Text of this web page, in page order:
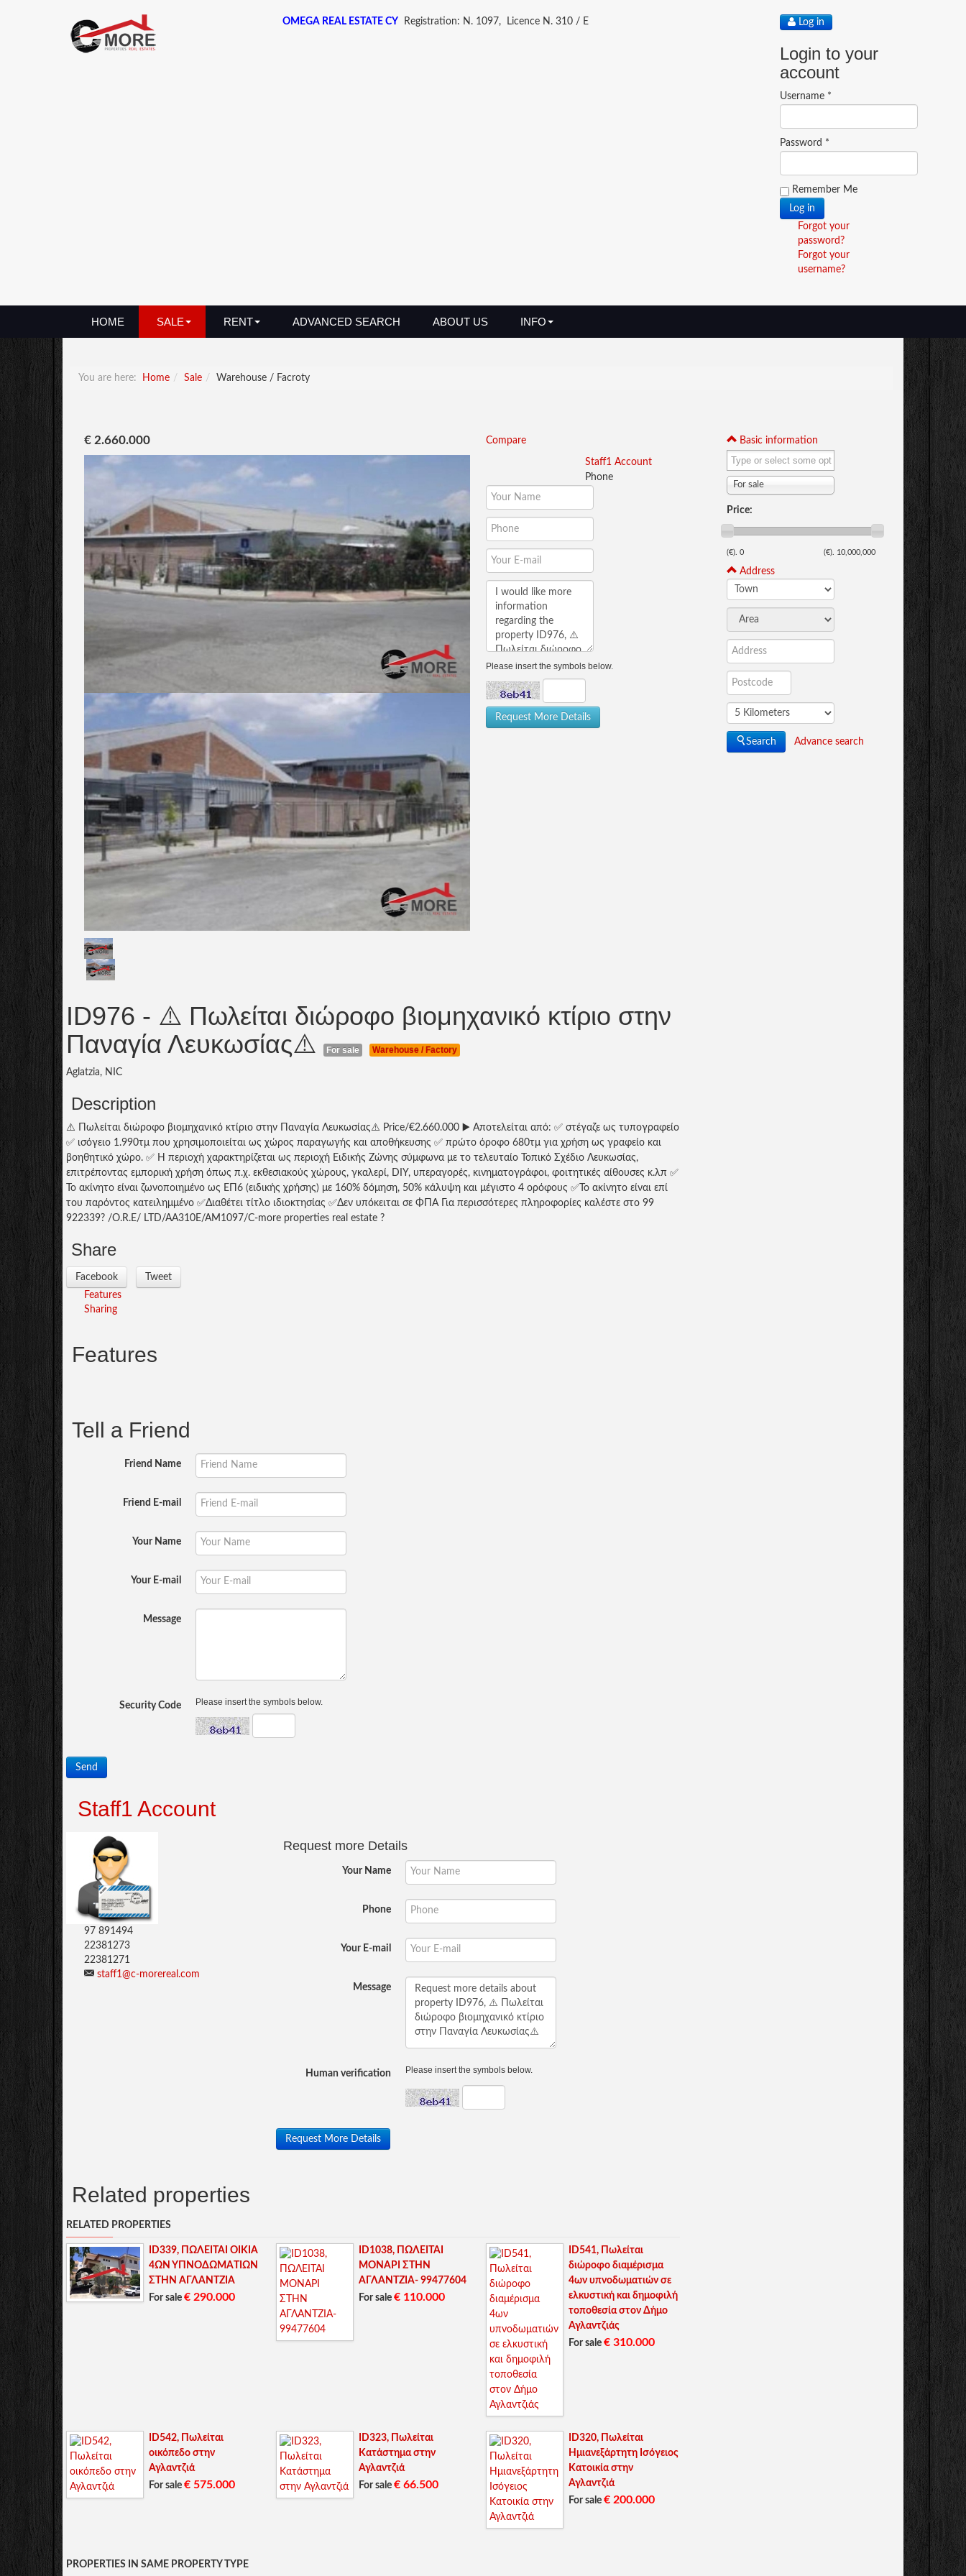
OMEGA REAL ESTATE CY Registration: N. 1097, Licence N. 310 / E Log in
Login to your
account
Username *
Password *
Remember Me
Forgot your
password?
Forgot your
username?
HOME SALE RENT ADVANCED SEARCH ABOUT US INFO
You are here: Home Sale Warehouse / Facroty
€ 2.660.000 Compare
Staff1 Account
Phone
Please insert the symbols below.
ID976 - ⚠️ Πωλείται διώροφο βιομηχανικό κτίριο στην
Παναγία Λευκωσίας⚠️
For sale Warehouse / Factory
Aglatzia, NIC
Description
⚠️ Πωλείται διώροφο βιομηχανικό κτίριο στην Παναγία Λευκωσίας⚠️ Price/€2.660.000 ▶️ Αποτελείται από: ✅ στέγαζε ως τυπογραφείο
✅ ισόγειο 1.990τμ που χρησιμοποιείται ως χώρος παραγωγής και αποθήκευσης ✅ πρώτο όροφο 680τμ για χρήση ως γραφείο και
βοηθητικό χώρο. ✅ Η περιοχή χαρακτηρίζεται ως περιοχή Ειδικής Ζώνης σύμφωνα με το τελευταίο Τοπικό Σχέδιο Λευκωσίας,
επιτρέποντας εμπορική χρήση όπως π.χ. εκθεσιακούς χώρους, γκαλερί, DIY, υπεραγορές, κινηματογράφοι, φοιτητικές αίθουσες κ.λπ ✅
Το ακίνητο είναι ζωνοποιημένο ως ΕΠ6 (ειδικής χρήσης) με 160% δόμηση, 50% κάλυψη και μέγιστο 4 ορόφους ✅Το ακίνητο είναι επί
του παρόντος κατειλημμένο ✅Διαθέτει τίτλο ιδιοκτησίας ✅Δεν υπόκειται σε ΦΠΑ Για περισσότερες πληροφορίες καλέστε στο 99
922339? /O.R.E/ LTD/AA310E/AM1097/C-more properties real estate ?
Share
Facebook
Tweet
Features
Sharing
Features
Tell a Friend
Friend Name
Friend E-mail
Your Name
Your E-mail
Message
Security Code Please insert the symbols below.
Send
Staff1 Account
97 891494
22381273
22381271
staff1@c-morereal.com
Request more Details
Your Name
Phone
Your E-mail
Message
Human verification Please insert the symbols below.
Request More Details
Related properties
RELATED PROPERTIES
ID339, ΠΩΛΕΙΤΑΙ ΟΙΚΙΑ
4ΩΝ ΥΠΝΟΔΩMAΤΙΩΝ
ΣΤΗΝ ΑΓΛΑΝΤΖΙΑ
For sale€ 290.000
ID1038, ΠΩΛΕΙΤΑΙ
ΜΟΝΑΡΙ ΣΤΗΝ
ΑΓΛΑΝΤΖΙΑ- 99477604
For sale€ 110.000
ID541, Πωλείται
διώροφο διαμέρισμα
4ων υπνοδωματιών σε
ελκυστική και δημοφιλή
τοποθεσία στον Δήμο
Αγλαντζιάς
For sale€ 310.000
ID542, Πωλείται
οικόπεδο στην
Αγλαντζιά
For sale€ 575.000
ID323, Πωλείται
Κατάστημα στην
Αγλαντζιά
For sale€ 66.500
ID320, Πωλείται
Ημιανεξάρτητη Ισόγειος
Κατοικία στην
Αγλαντζιά
For sale€ 200.000
PROPERTIES IN SAME PROPERTY TYPE
Basic information
For sale
Price:
(€). 0 (€). 10,000,000
Address
Search Advance search